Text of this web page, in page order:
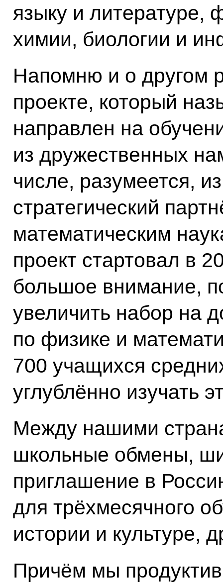
языку и литературе,
химии, биологии и
Напомню и о другом
проекте, который
направлен на
из дружественных
числе, разумеется,
стратегический
математическим
проект стартовал в
большое внимание,
увеличить набор на
по физике и
700 учащихся
углублённо изучать
Между нашими
школьные обмены,
приглашение в
для трёхмесячного
истории и культуре,
Причём мы